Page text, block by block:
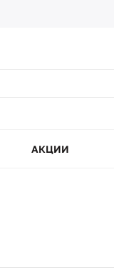
АКЦИИ